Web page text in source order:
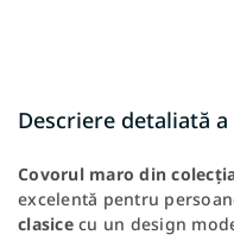
Descriere detaliată
Covorul maro din
excelentă pentru
clasicecu un design